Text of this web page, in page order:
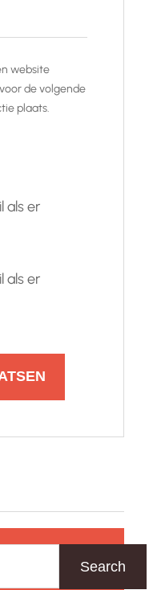
website
de volgende
plaats.
als er
als er
Search